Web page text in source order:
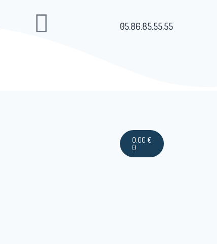
05.86.85.55.55
0.00 €
0